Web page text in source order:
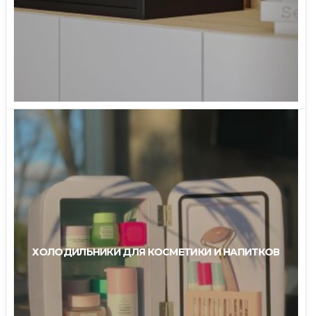
ХОЛОДИЛЬНИКИ ДЛЯ КОСМЕТИКИ И НАПИТКОВ